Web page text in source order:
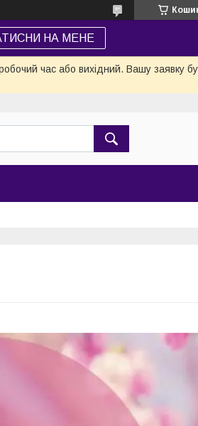
НА МЕНЕ
час або вихідний. Вашу заявку